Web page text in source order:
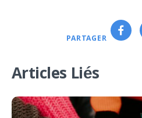
PARTAGER
Articles Liés